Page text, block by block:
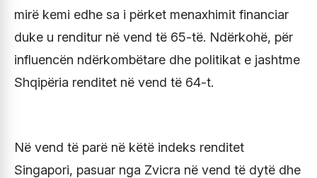
mirë kemi edhe sa i përket menaxhimit financiar
duke u renditur në vend të 65-të. Ndërkohë, për
influencën ndërkombëtare dhe politikat e jashtme
Shqipëria renditet në vend të 64-t.
Në vend të parë në këtë indeks renditet
Singapori, pasuar nga Zvicra në vend të dytë dhe